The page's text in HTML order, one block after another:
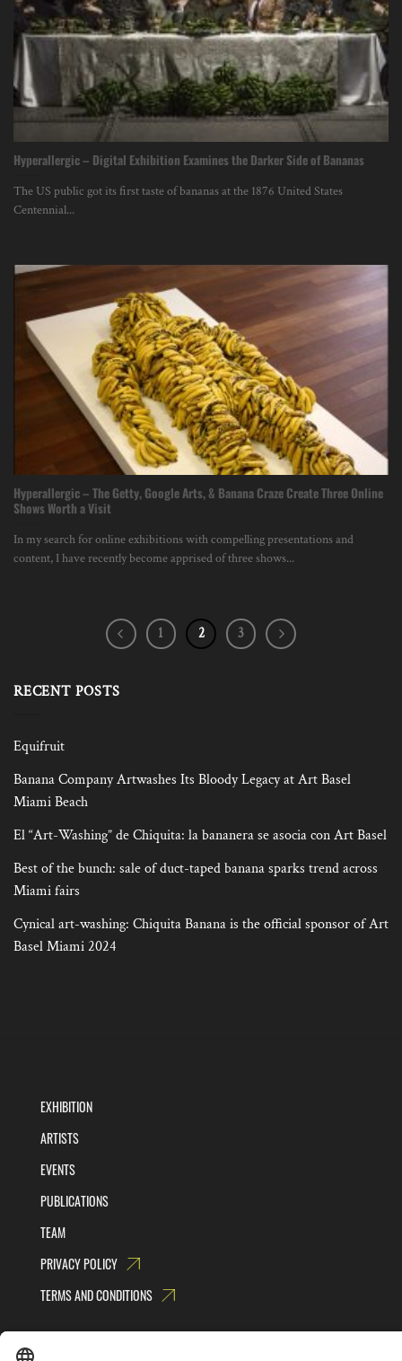
Hyperallergic – Digital Exhibition Examines the Darker Side of Bananas
The US public got its first taste of bananas at the 1876 United States
Centennial...
Hyperallergic – The Getty, Google Arts, & Banana Craze Create Three Online
Shows Worth a Visit
In my search for online exhibitions with compelling presentations and
content, I have recently become apprised of three shows...
1 2 3
RECENT POSTS
Equifruit
Banana Company Artwashes Its Bloody Legacy at Art Basel
Miami Beach
El “Art-Washing” de Chiquita: la bananera se asocia con Art Basel
Best of the bunch: sale of duct-taped banana sparks trend across
Miami fairs
Cynical art-washing: Chiquita Banana is the official sponsor of Art
Basel Miami 2024
EXHIBITION
ARTISTS
EVENTS
PUBLICATIONS
TEAM
PRIVACY POLICY
TERMS AND CONDITIONS